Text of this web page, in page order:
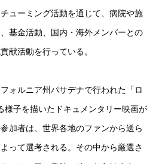
ューミング活動を通じて、病院や施
基金活動、国内・海外メンバーとの
献活動を行っている。
ォルニア州パサデナで行われた「ロ
様子を描いたドキュメンタリー映画が
加者は、世界各地のファンから送ら
って選考される。その中から厳選さ